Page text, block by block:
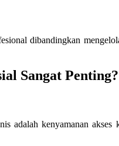
dibandingkan
Sangat Penting?
adalah kenyamanan